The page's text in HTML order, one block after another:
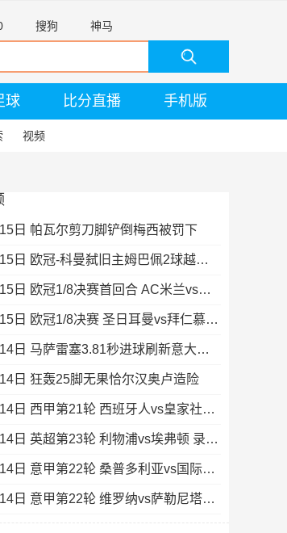
搜狗 神马
球 比分直播 手机版
视频
日 帕瓦尔剪刀脚铲倒梅西被罚下
2月15日 欧冠-科曼弑旧主姆巴佩2球越位无效
2月15日 欧冠1/8决赛首回合 AC米兰vs热刺 录像 集锦
2月15日 欧冠1/8决赛 圣日耳曼vs拜仁慕尼黑 录像 集锦
2月14日 马萨雷塞3.81秒进球刷新意大利历史
日 狂轰25脚无果恰尔汉奥卢造险
2月14日 西甲第21轮 西班牙人vs皇家社会 录像 集锦
2月14日 英超第23轮 利物浦vs埃弗顿 录像 集锦
2月14日 意甲第22轮 桑普多利亚vs国际米兰 录像 集锦
2月14日 意甲第22轮 维罗纳vs萨勒尼塔纳 录像 集锦